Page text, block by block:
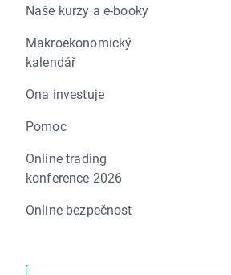
Naše kurzy a e-booky
Makroekonomický
kalendář
Ona investuje
Pomoc
Online trading
konference 2026
Online bezpečnost